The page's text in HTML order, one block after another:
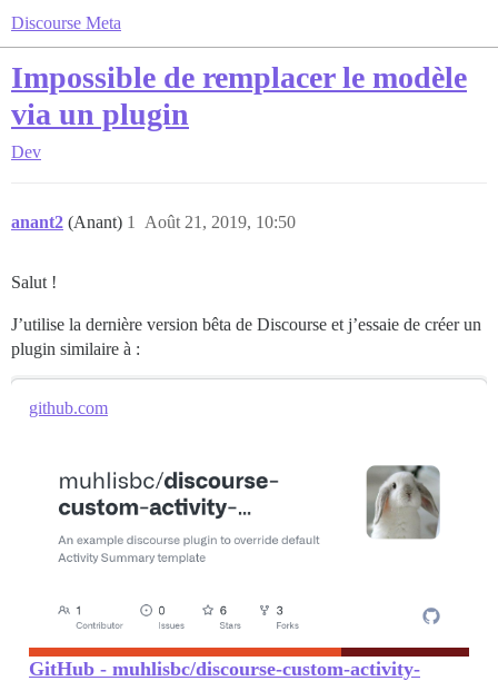
Discourse Meta
Impossible de remplacer le modèle
via un plugin
Dev
anant2 (Anant) Août 21, 2019, 10:50
1
Salut !
J’utilise la dernière version bêta de Discourse et j’essaie de créer un
plugin similaire à :
github.com
GitHub - muhlisbc/discourse-custom-activity-